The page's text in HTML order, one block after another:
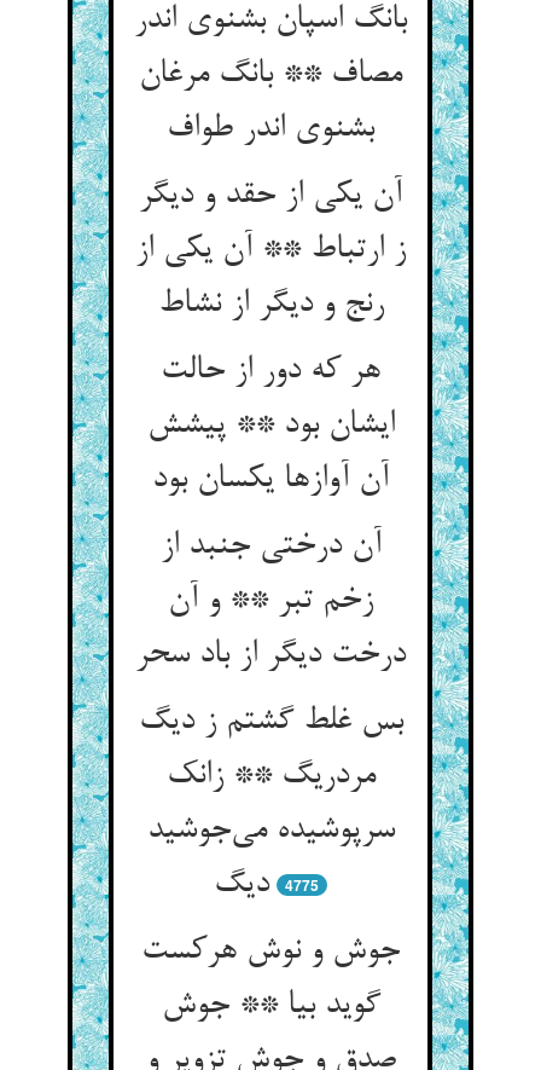
بانگ اسپان بشنوی اندر
مصاف ** بانگ مرغان
بشنوی اندر طواف
آن یکی از حقد و دیگر
ز ارتباط ** آن یکی از
رنج و دیگر از نشاط
هر که دور از حالت
ایشان بود ** پیشش
آن آوازها یکسان بود
آن درختی جنبد از
زخم تبر ** و آن
درخت دیگر از باد سحر
بس غلط گشتم ز دیگ
مردریگ ** زانک
سرپوشیده می‌جوشید
دیگ
4775
جوش و نوش هرکست
گوید بیا ** جوش
صدق و جوش تزویر و